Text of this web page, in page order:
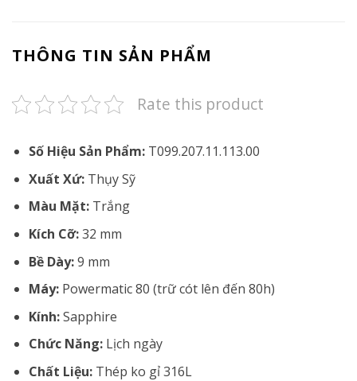
THÔNG TIN SẢN PHẨM
Rate this product
Số Hiệu Sản Phẩm:T099.207.11.113.00
Xuất Xứ:Thụy Sỹ
Màu Mặt:Trắng
Kích Cỡ:32 mm
Bề Dày:9 mm
Máy:Powermatic 80 (trữ cót lên đến 80h)
Kính:Sapphire
Chức Năng:Lịch ngày
Chất Liệu: Thép ko gỉ 316L